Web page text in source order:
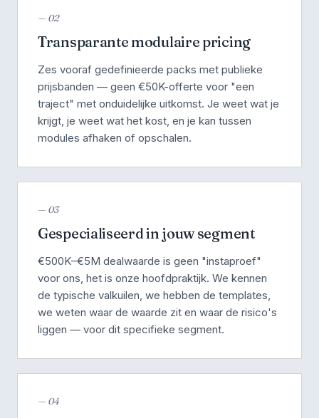
— 02
Transparante modulaire pricing
Zes vooraf gedefinieerde packs met publieke
prijsbanden — geen €50K-offerte voor "een
traject" met onduidelijke uitkomst. Je weet wat je
krijgt, je weet wat het kost, en je kan tussen
modules afhaken of opschalen.
— 03
Gespecialiseerd in jouw segment
€500K–€5M dealwaarde is geen "instaproef"
voor ons, het is onze hoofdpraktijk. We kennen
de typische valkuilen, we hebben de templates,
we weten waar de waarde zit en waar de risico's
liggen — voor dit specifieke segment.
— 04